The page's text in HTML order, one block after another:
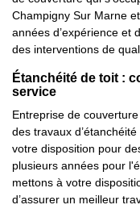
Champigny Sur Marne
années d’expérience et
des interventions de
Étanchéité de toit :
service
Entreprise de
des travaux
votre disposition pour
plusieurs années pour
mettons à votre
d’assurer un meilleur